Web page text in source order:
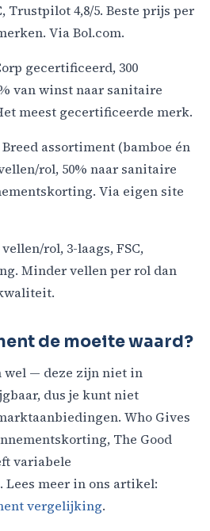
Trustpilot 4,8/5. Beste prijs per
Via Bol.com.
gecertificeerd, 300
van winst naar sanitaire
meest gecertificeerde merk.
assortiment (bamboe én
rol, 50% naar sanitaire
Via eigen site
rol, 3-laags, FSC,
Minder vellen per rol dan
de moeite waard?
wel — deze zijn niet in
dus je kunt niet
Who Gives
The Good
variabele
meer in ons artikel:
vergelijking.